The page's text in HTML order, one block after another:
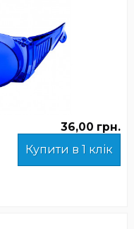
36,00 грн.
Купити в 1 клік